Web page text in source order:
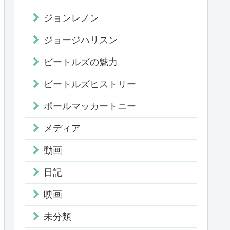
ジョンレノン
ジョージハリスン
ビートルズの魅力
ビートルズヒストリー
ポールマッカートニー
メディア
動画
日記
映画
未分類